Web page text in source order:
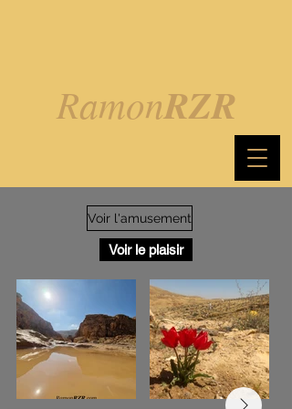
RamonRZR
Voir l'amusement
Voir le plaisir